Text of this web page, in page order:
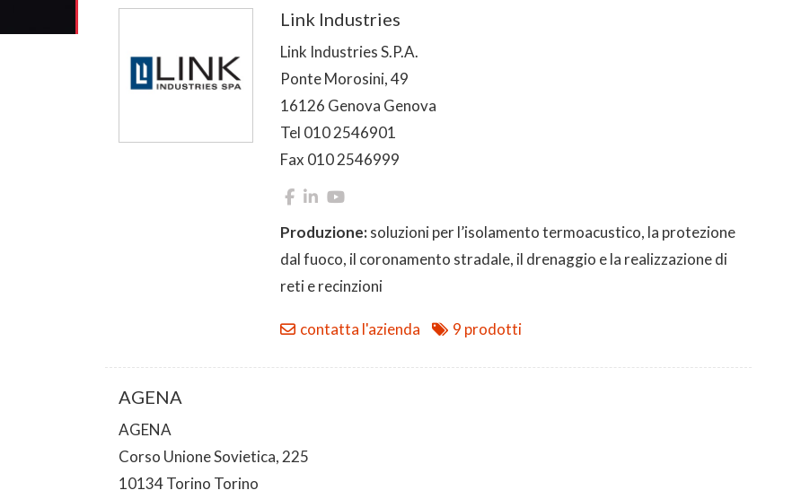
Link Industries
Link Industries S.P.A.
Ponte Morosini, 49
16126 Genova Genova
Tel 010 2546901
Fax 010 2546999
Produzione:soluzioni per l’isolamento termoacustico, la protezione
dal fuoco, il coronamento stradale, il drenaggio e la realizzazione di
reti e recinzioni
contatta l'azienda 9 prodotti
AGENA
AGENA
Corso Unione Sovietica, 225
10134 Torino Torino